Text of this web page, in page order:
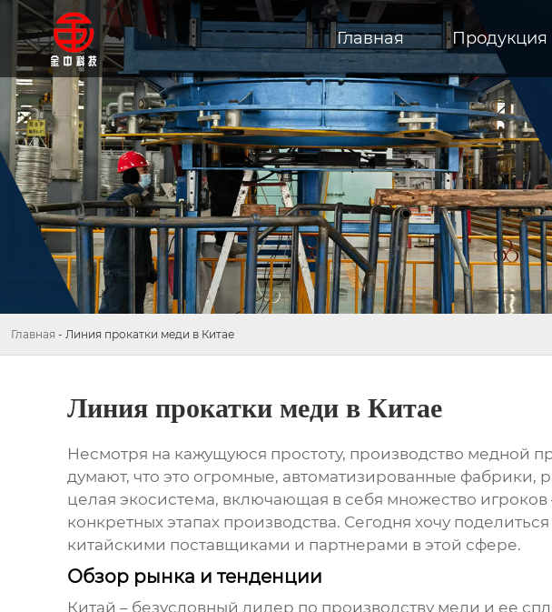
Главная Продукция
Главная - Линия прокатки меди в Китае
Линия прокатки меди в Китае
Несмотря на кажущуюся простоту, производство медной
думают, что это огромные, автоматизированные фабрики,
целая экосистема, включающая в себя множество
конкретных этапах производства. Сегодня хочу
китайскими поставщиками и партнерами в этой сфере.
Обзор рынка и тенденции
Китай – безусловный лидер по производству меди и ее